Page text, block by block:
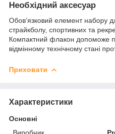
Необхідний аксесуар
Обов’язковий елемент набору
страйкболу, спортивних та
Компактний флакон допоможе
відмінному технічному стані
Приховати
Характеристики
Основні
Виробник